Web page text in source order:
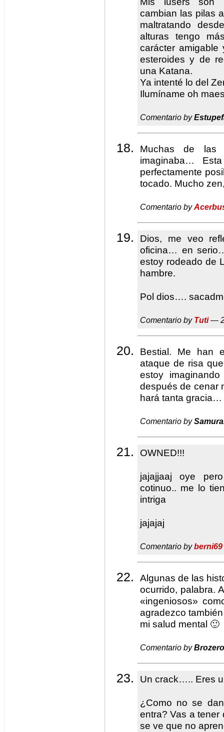
cambian las pilas
maltratando
alturas tengo
carácter
esteroides y de
una Katana.
Ya intenté lo del
Ilumíname oh
Comentario by
Muchas de las
imaginaba…
perfectamente
tocado. Mucho
Comentario by
Dios, me veo
oficina… en
estoy rodeado de
hambre.
Pol dios….
Comentario by Tuti—
Bestial. Me han
ataque de risa
estoy
después de cenar
hará tanta gracia…
Comentario by
OWNED!!!
jajajjaaj oye
cotinuo.. me lo
intriga
jajajaj
Comentario byberni69
Algunas de las
ocurrido, palabra.
«ingeniosos»
agradezco
mi salud mental 🙂
Comentario byBrozero
Un crack….. Eres
¿Como no se
entra? Vas a tener
se ve que no